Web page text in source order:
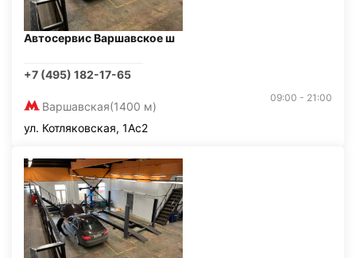
Автосервис Варшавское ш
+7 (495) 182-17-65
Варшавская(1400 м)
09:00 - 21:00
ул. Котляковская, 1Ас2